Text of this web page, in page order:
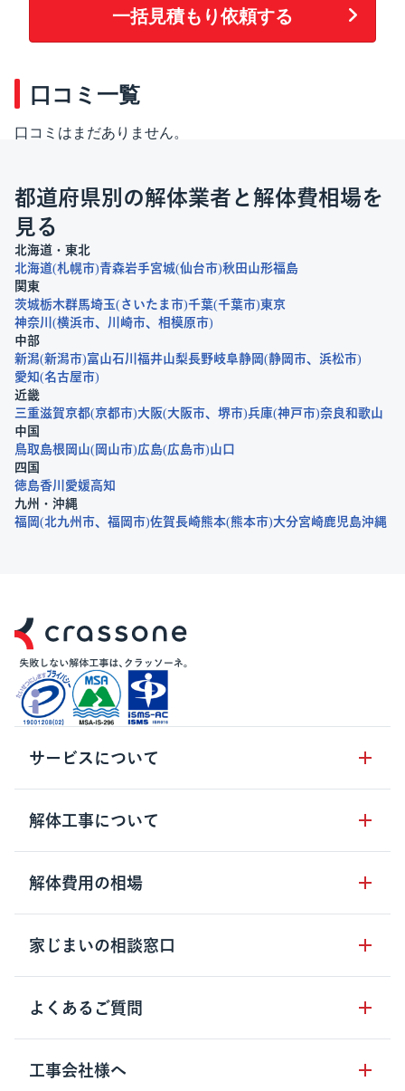
一括見積もり依頼する
口コミ一覧
口コミはまだありません。
都道府県別の解体業者と解体費相場を
見る
北海道・東北
北海道 札幌市 青森岩手宮城 仙台市 秋田 山形福島
関東
茨城栃木群馬埼玉 さいたま市 千葉 千葉市 東京
神奈川
横浜市 川崎市
相模原市
中部
新潟 新潟市 富山石川 福井山梨長野岐阜静岡 静岡市
浜松市
愛知 名古屋市
近畿
三重滋賀京都 京都市 大阪 大阪市 堺市 兵庫 神戸市 奈良和歌山
中国
鳥取 島根 岡山 岡山市 広島 広島市 山口
四国
徳島香川 愛媛高知
九州・沖縄
福岡 北九州市 福岡市 佐賀長崎熊本 熊本市 大分宮崎鹿児島沖縄
サービスについて
サービスの流れ
サービスのメリット
クラッソーネの自治体連携
お客さまの声
解体工事について
解体工事の基礎知識
解体工事に関わる法律
用語集
解体費用の相場
木造住宅の相場
鉄骨造住宅の相場
RC造住宅の相場
家じまいの相談窓口
家じまいの相談窓口
よくあるご質問
クラッソーネの利用方法
工事会社様へ